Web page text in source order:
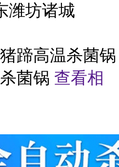
潍坊诸城
蹄高温杀菌锅
菌锅 查看相